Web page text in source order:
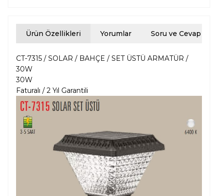
Ürün Özellikleri Yorumlar Soru ve Cevap
CT-7315 / SOLAR / BAHÇE / SET ÜSTÜ ARMATÜR /
30W
30W
Faturalı / 2 Yıl Garantili